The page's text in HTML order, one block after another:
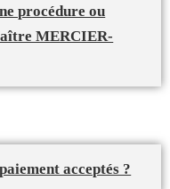
procédure ou
MERCIER-
acceptés ?